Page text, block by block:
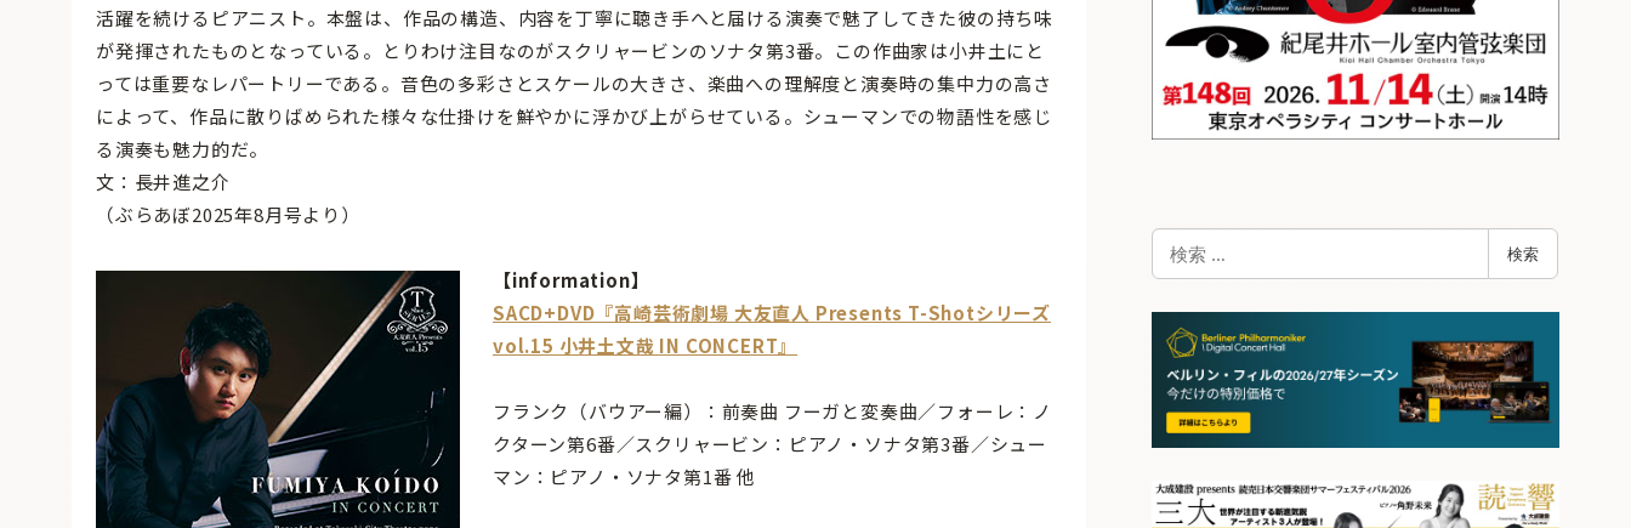
活躍を続けるピアニスト。本盤は、作品の構造、内容を丁寧に聴き手へと届ける演奏で魅了してきた彼の持ち味
が発揮されたものとなっている。とりわけ注目なのがスクリャービンのソナタ第3番。この作曲家は小井土にと
っては重要なレパートリーである。音色の多彩さとスケールの大きさ、楽曲への理解度と演奏時の集中力の高さ
によって、作品に散りばめられた様々な仕掛けを鮮やかに浮かび上がらせている。シューマンでの物語性を感じ
る演奏も魅力的だ。
文：長井進之介
（ぶらあぼ2025年8月号より）
【information】
SACD+DVD『高崎芸術劇場 大友直人 Presents T-Shotシリーズ
vol.15 小井土文哉 IN CONCERT』
フランク（バウアー編）：前奏曲 フーガと変奏曲／フォーレ：ノ
クターン第6番／スクリャービン：ピアノ・ソナタ第3番／シュー
マン：ピアノ・ソナタ第1番 他
検
索
検索